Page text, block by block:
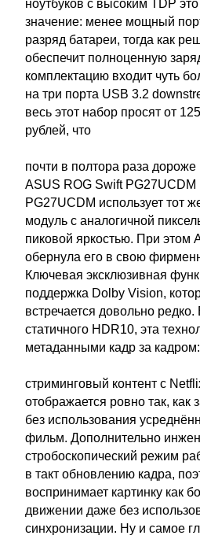
ноутбуков с высоким TDP
значение: менее мощный
разряд батареи, тогда как
обеспечит полноценную
комплектацию входит чуть
на три порта USB 3.2
весь этот набор просят от
рублей, что
почти в полтора раза дороже
ASUS ROG Swift
PG27UCDM использует тот
модуль с аналогичной
пиковой яркостью. При этом
обернула его в свою
Ключевая эксклюзивная
поддержка Dolby Vision,
встречается довольно редко.
статичного HDR10, эта
метаданными кадр за кадром:
стриминговый контент с
отображается ровно так,
без использования
фильм. Дополнительно
стробоскопический режим
в такт обновлению кадра,
воспринимает картинку как
движении даже без
синхронизации. Ну и самое